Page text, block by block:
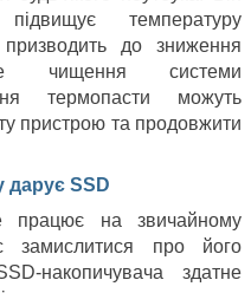
температуру
до зниження
чищення системи
термопасти можуть
пристрою та продовжити
дарує SSD
на звичайному
замислитися про його
накопичувача здатне